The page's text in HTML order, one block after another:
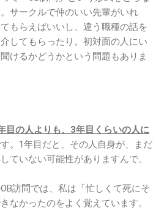
サークルで仲のいい先輩がいれ
もらえばいいし、違う職種の話を
してもらったり。初対面の人にい
けるかどうかという問題もありま
目の人よりも、3年目くらいの人に
。1年目だと、その人自身が、まだ
ていない可能性がありますんで。
訪問では、私は「忙しくて死にそ
なかったのをよく覚えています。